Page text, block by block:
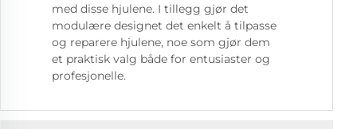
med disse hjulene. I tillegg gjør det
modulære designet det enkelt å tilpasse
og reparere hjulene, noe som gjør dem
et praktisk valg både for entusiaster og
profesjonelle.